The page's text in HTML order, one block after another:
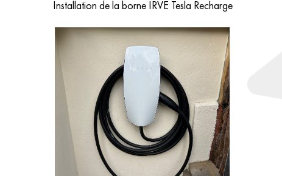
Installation de la borne IRVE Tesla Recharge